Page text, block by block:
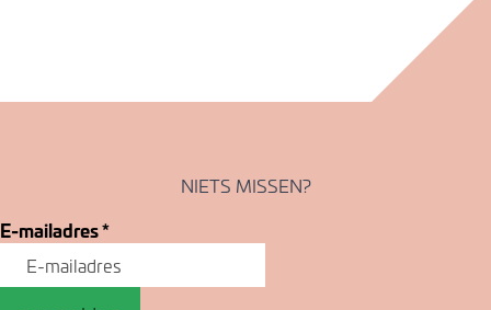
NIETS MISSEN?
E-mailadres*